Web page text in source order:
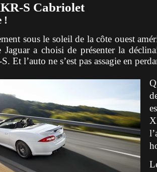
S Cabriolet
!
sous le soleil de la côte ouest
Jaguar a choisi de présenter la
Et l’auto ne s’est pas assagie en